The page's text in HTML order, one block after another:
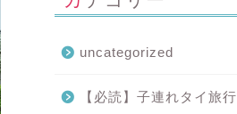
uncategorized
【必読】子連れタイ旅行